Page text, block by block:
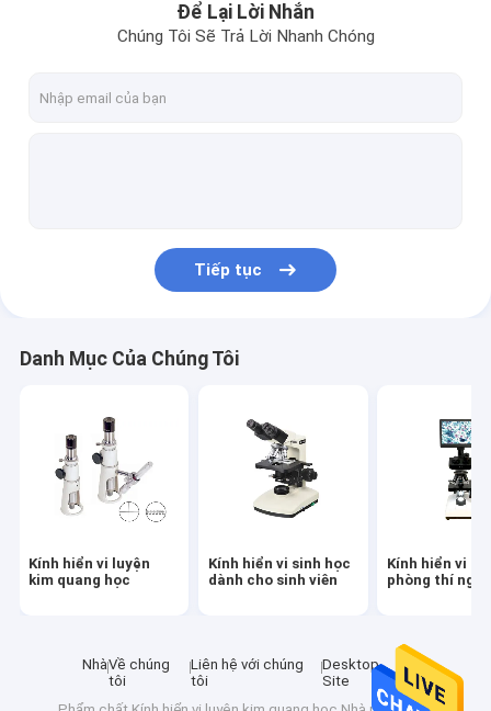
Để Lại Lời Nhắn
Chúng Tôi Sẽ Trả Lời Nhanh Chóng
Tiếp tục
Danh Mục Của Chúng Tôi
Kính hiển vi luyện
kim quang học
Kính hiển vi sinh học
dành cho sinh viên
Kính hiển vi
phòng thí
NhàVề chúng
tôi
Liên hệ với chúng
tôi
Desktop
Site